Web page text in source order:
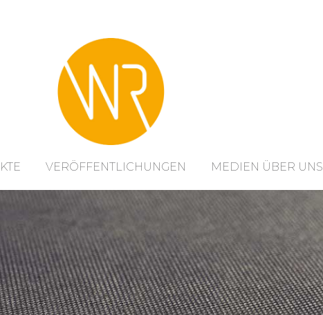
VERÖFFENTLICHUNGEN MEDIEN ÜBER UNS